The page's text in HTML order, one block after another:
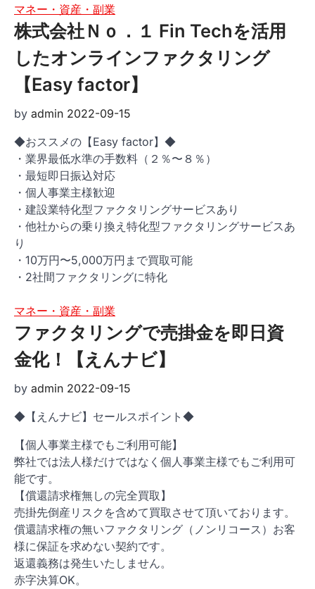
マネー・資産・副業
株式会社Ｎｏ．１ Fin Techを活用
したオンラインファクタリング
【Easy factor】
by admin 2022-09-15
◆おススメの【Easy factor】◆
・業界最低水準の手数料（２％〜８％）
・最短即日振込対応
・個人事業主様歓迎
・建設業特化型ファクタリングサービスあり
・他社からの乗り換え特化型ファクタリングサービスあ
り
・10万円〜5,000万円まで買取可能
・2社間ファクタリングに特化
マネー・資産・副業
ファクタリングで売掛金を即日資
金化！【えんナビ】
by admin 2022-09-15
◆【えんナビ】セールスポイント◆
【個人事業主様でもご利用可能】
弊社では法人様だけではなく個人事業主様でもご利用可
能です。
【償還請求権無しの完全買取】
売掛先倒産リスクを含めて買取させて頂いております。
償還請求権の無いファクタリング（ノンリコース）お客
様に保証を求めない契約です。
返還義務は発生いたしません。
赤字決算OK。